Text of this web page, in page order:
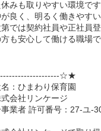
みも取りやすい環境です
良く、明るく働きやすい
では契約社員や正社員
も安心して働ける職場で
☆★
：ひまわり保育園
会社リンケージ
事業者 許可番号：27-ユ-